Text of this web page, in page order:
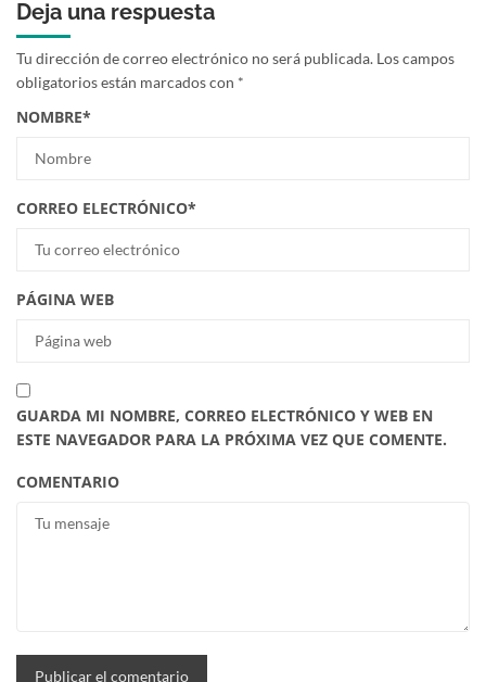
Deja una respuesta
Tu dirección de correo electrónico no será publicada. Los campos
obligatorios están marcados con *
NOMBRE*
CORREO ELECTRÓNICO*
PÁGINA WEB
GUARDA MI NOMBRE, CORREO ELECTRÓNICO Y WEB EN
ESTE NAVEGADOR PARA LA PRÓXIMA VEZ QUE COMENTE.
COMENTARIO